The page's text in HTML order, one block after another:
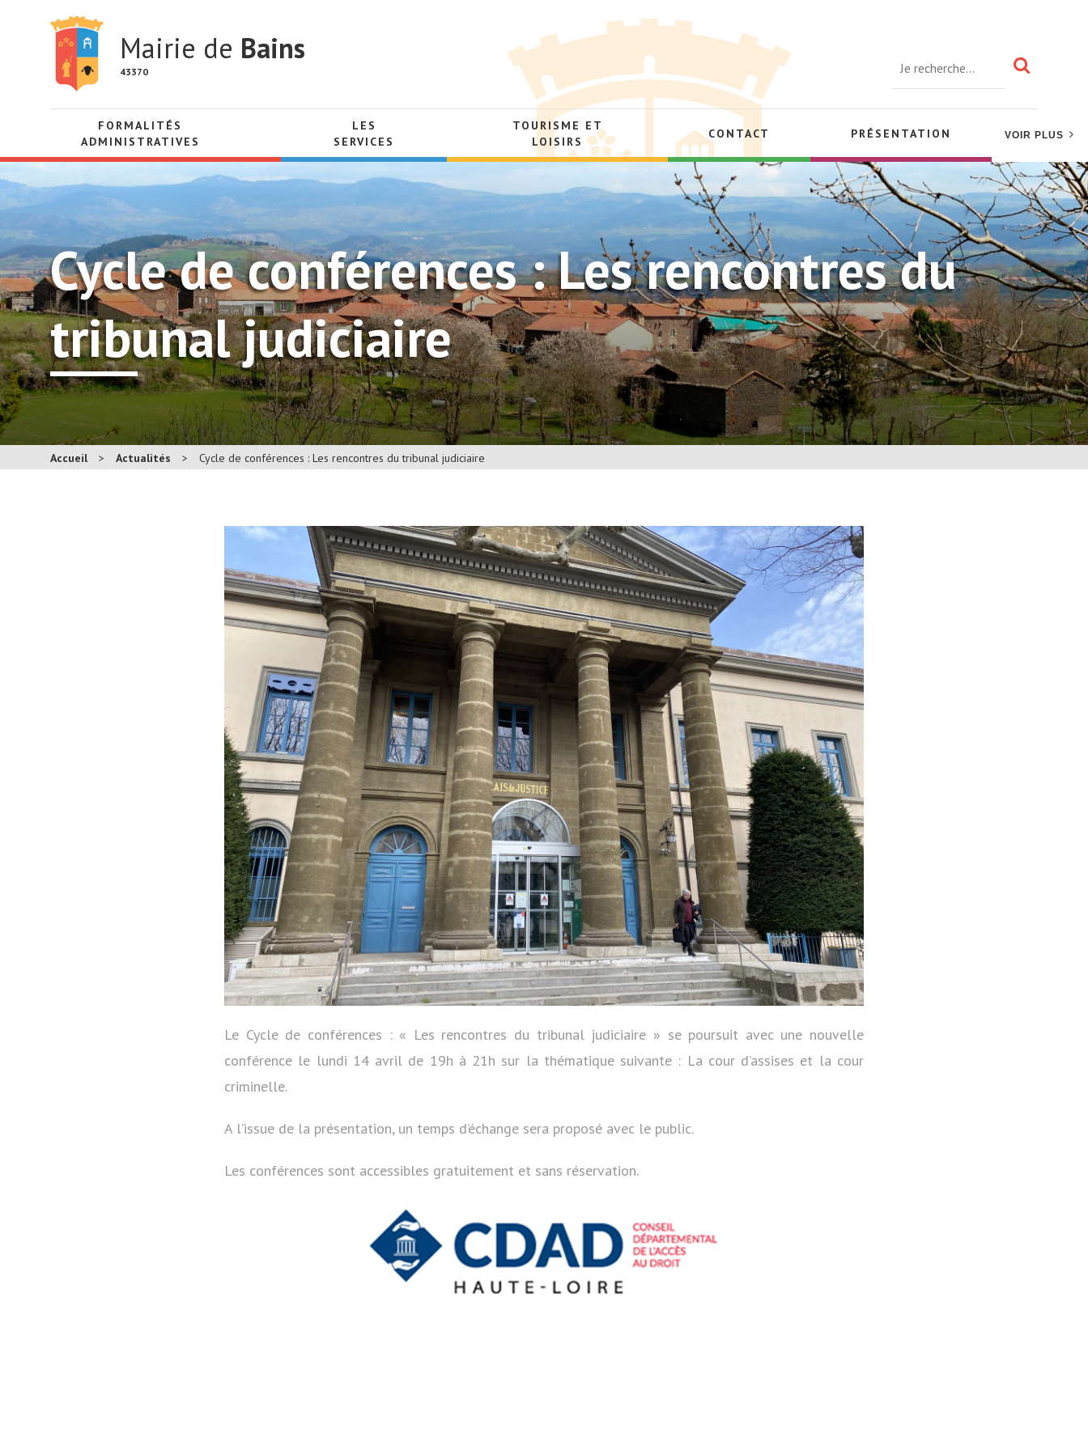
Mairie de Bains
43370
FORMALITÉS
ADMINISTRATIVES
LES
SERVICES
TOURISME ET
LOISIRS
CONTACT PRÉSENTATION VOIR PLUS
Cycle de conférences : Les rencontres du
tribunal judiciaire
Accueil > Actualités > Cycle de conférences : Les rencontres du tribunal judiciaire
Le Cycle de conférences : « Les rencontres du tribunal judiciaire » se poursuit avec une nouvelle
conférence le lundi 14 avril de 19h à 21h sur la thématique suivante : La cour d’assises et la cour
criminelle.
A l’issue de la présentation, un temps d’échange sera proposé avec le public.
Les conférences sont accessibles gratuitement et sans réservation.